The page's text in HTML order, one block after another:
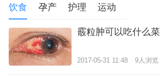
饮食 孕产 护理 运动
霰粒肿可以吃什么菜
2017-05-31 11:48 9人浏览